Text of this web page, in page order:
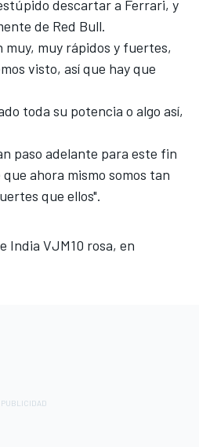
descartara Ferrari, y
de Red Bull.
muy, muy rápidos y fuertes,
visto, así que hay que
toda su potencia o algo así,
paso adelante para este fin
ahora mismo somos tan
que ellos".
India VJM10 rosa, en